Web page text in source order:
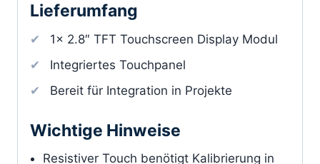
Lieferumfang
1x 2.8″ TFT Touchscreen Display Modul
Integriertes Touchpanel
Bereit für Integration in Projekte
Wichtige Hinweise
Resistiver Touch benötigt Kalibrierung in